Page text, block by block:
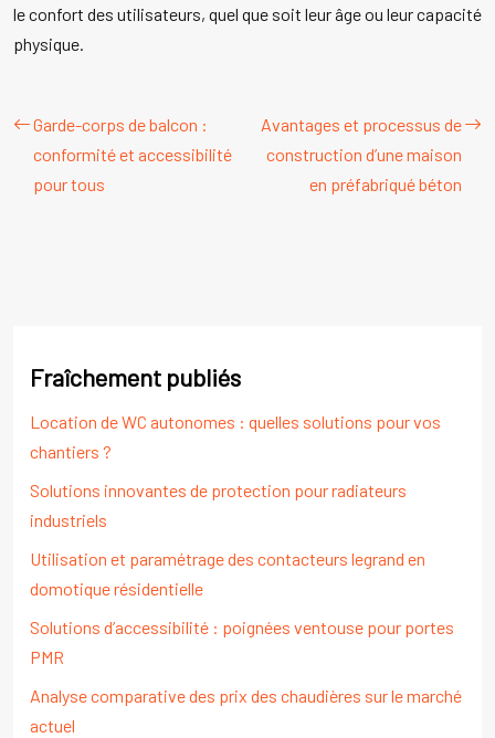
le confort des utilisateurs, quel que soit leur âge ou leur capacité
physique.
Garde-corps de balcon :
conformité et accessibilité
pour tous
Avantages et processus de
construction d’une maison
en préfabriqué béton
Fraîchement publiés
Location de WC autonomes : quelles solutions pour vos
chantiers ?
Solutions innovantes de protection pour radiateurs
industriels
Utilisation et paramétrage des contacteurs legrand en
domotique résidentielle
Solutions d’accessibilité : poignées ventouse pour portes
PMR
Analyse comparative des prix des chaudières sur le marché
actuel